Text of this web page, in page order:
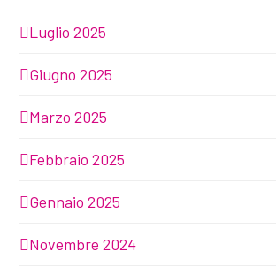
Luglio 2025
Giugno 2025
Marzo 2025
Febbraio 2025
Gennaio 2025
Novembre 2024